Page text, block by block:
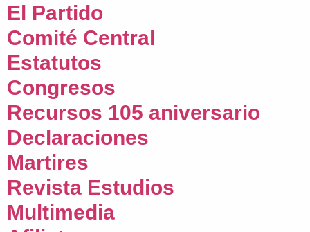
El Partido
Comité Central
Estatutos
Congresos
Recursos 105 aniversario
Declaraciones
Martires
Revista Estudios
Multimedia